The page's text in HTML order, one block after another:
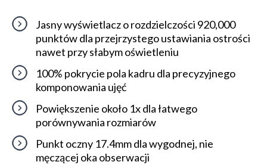
Jasny wyświetlacz o rozdzielczości 920,000
punktów dla przejrzystego ustawiania ostrości
nawet przy słabym oświetleniu
100% pokrycie pola kadru dla precyzyjnego
komponowania ujęć
Powiększenie około 1x dla łatwego
porównywania rozmiarów
Punkt oczny 17.4mm dla wygodnej, nie
męczącej oka obserwacji